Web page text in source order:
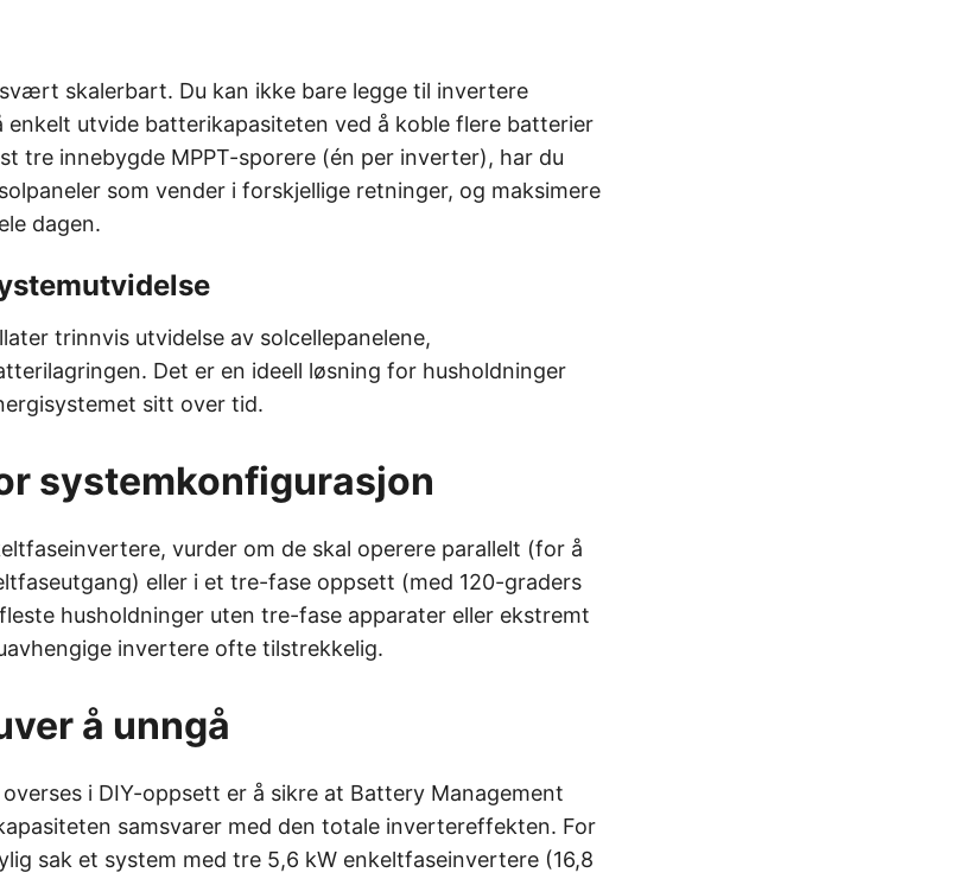
skalerbart. Du kan ikke bare legge til invertere
enkelt utvide batterikapasiteten ved å koble flere batterier
tre innebygde MPPT-sporere (én per inverter), har du
som vender i forskjellige retninger, og maksimere
dagen.
trinnvis utvidelse av solcellepanelene,
Det er en ideell løsning for husholdninger
sitt over tid.
systemkonfigurasjon
vurder om de skal operere parallelt (for å
eller i et tre-fase oppsett (med 120-graders
husholdninger uten tre-fase apparater eller ekstremt
invertere ofte tilstrekkelig.
å unngå
i DIY-oppsett er å sikre at Battery Management
samsvarer med den totale invertereffekten. For
sak et system med tre 5,6 kW enkeltfaseinvertere (16,8